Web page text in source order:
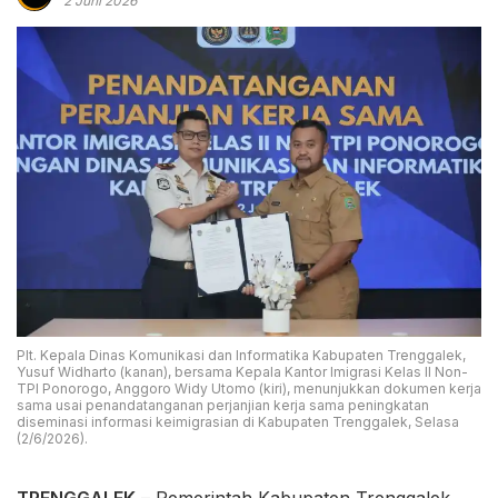
Plt. Kepala Dinas Komunikasi dan Informatika Kabupaten Trenggalek,
Yusuf Widharto (kanan), bersama Kepala Kantor Imigrasi Kelas II Non-
TPI Ponorogo, Anggoro Widy Utomo (kiri), menunjukkan dokumen kerja
sama usai penandatanganan perjanjian kerja sama peningkatan
diseminasi informasi keimigrasian di Kabupaten Trenggalek, Selasa
(2/6/2026).